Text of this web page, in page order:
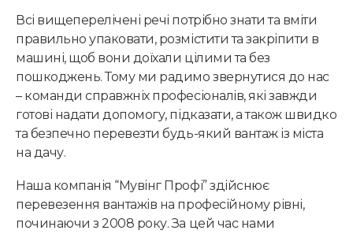
Всі вищеперелічені речі потрібно знати та вміти
правильно упаковати, розмістити та закріпити в
машині, щоб вони доїхали цілими та без
пошкоджень. Тому ми радимо звернутися до нас
– команди справжніх професіоналів, які завжди
готові надати допомогу, підказати, а також швидко
та безпечно перевезти будь-який вантаж із міста
на дачу.
Наша компанія “Мувінг Профі” здійснює
перевезення вантажів на професійному рівні,
починаючи з 2008 року. За цей час нами